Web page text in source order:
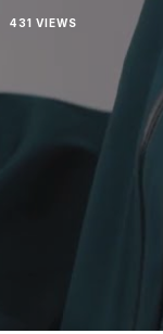
431 VIEWS